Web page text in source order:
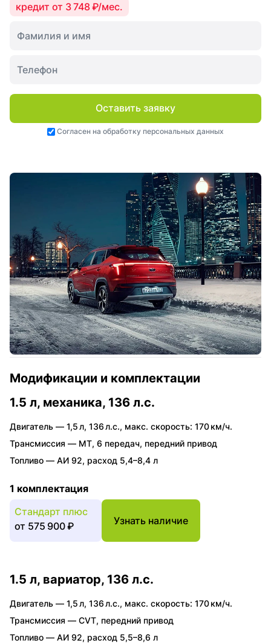
кредит от 3 748 ₽/мес.
Оставить заявку
Согласен на обработку персональных данных
Модификации и комплектации
1.5 л, механика, 136 л.с.
Двигатель — 1,5 л, 136 л.с., макс. скорость: 170 км/ч.
Трансмиссия — MT, 6 передач, передний привод
Топливо — АИ 92, расход 5,4–8,4 л
1 комплектация
Стандарт плюс
от 575 900 ₽ Узнать наличие
1.5 л, вариатор, 136 л.с.
Двигатель — 1,5 л, 136 л.с., макс. скорость: 170 км/ч.
Трансмиссия — CVT, передний привод
Топливо — АИ 92, расход 5,5–8,6 л